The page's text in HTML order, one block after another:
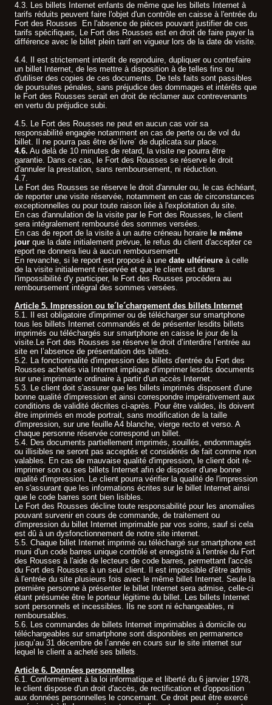
4.3. Les billets Internet enfants de même que les billets Internet à
tarifs réduits peuvent faire l'objet d'un contrôle en caisse à l'entrée du
Fort des Rousses En l'absence de pièces pouvant justifier de ces
tarifs spécifiques, Le Fort des Rousses est en droit de faire payer la
différence avec le billet plein tarif en vigueur lors de la date de visite.
4.4. Il est strictement interdit de reproduire, dupliquer ou contrefaire
un billet Internet, de les mettre à disposition à de telles fins ou
d'utiliser des copies de ces documents. De tels faits sont passibles
de poursuites pénales, sans préjudice des dommages et intérêts que
le Fort des Rousses serait en droit de réclamer aux contrevenants
en vertu du préjudice subi.
4.5. Le Fort des Rousses ne peut en aucun cas voir sa
responsabilité engagée notamment en cas de perte ou de vol du
billet. Il ne pourra pas être de´livre´ de duplicata sur place.
4.6. Au delà de 10 minutes de retard, la visite ne pourra être
garantie. Dans ce cas, le Fort des Rousses se réserve le droit
d'annuler la prestation, sans remboursement, ni réduction.
4.7.
Le Fort des Rousses se réserve le droit d'annuler ou, le cas échéant,
de reporter une visite réservée, notamment en cas de circonstances
exceptionnelles ou pour toute raison liée à l'exploitation du site.
En cas d'annulation de la visite par le Fort des Rousses, le client
sera intégralement remboursé des sommes versées.
En cas de report de la visite à un autre créneau horaire le même
jourque la date initialement prévue, le refus du client d'accepter ce
report ne donnera lieu à aucun remboursement.
En revanche, si le report est proposé à une date ultérieureà celle
de la visite initialement réservée et que le client est dans
l'impossibilité d'y participer, le Fort des Rousses procédera au
remboursement intégral des sommes versées.
Article 5. Impression ou te´le´chargement des billets Internet
5.1. Il est obligatoire d'imprimer ou de télécharger sur smartphone
tous les billets Internet commandés et de présenter lesdits billets
imprimés ou téléchargés sur smartphone en caisse le jour de la
visite.Le Fort des Rousses se réserve le droit d’interdire l’entrée au
site en l’absence de présentation des billets.
5.2. La fonctionnalité d'impression des billets d'entrée du Fort des
Rousses achetés via Internet implique d'imprimer lesdits documents
sur une imprimante ordinaire à partir d'un accès Internet.
5.3. Le client doit s'assurer que les billets imprimés disposent d'une
bonne qualité d'impression et ainsi correspondre impérativement aux
conditions de validité décrites ci-après. Pour être valides, ils doivent
être imprimés en mode portrait, sans modification de la taille
d'impression, sur une feuille A4 blanche, vierge recto et verso. A
chaque personne réservée correspond un billet.
5.4. Des documents partiellement imprimés, souillés, endommagés
ou illisibles ne seront pas acceptés et considérés de fait comme non
valables. En cas de mauvaise qualité d'impression, le client doit ré-
imprimer son ou ses billets Internet afin de disposer d'une bonne
qualité d'impression. Le client pourra vérifier la qualité de l'impression
en s'assurant que les informations écrites sur le billet Internet ainsi
que le code barres sont bien lisibles.
Le Fort des Rousses décline toute responsabilité pour les anomalies
pouvant survenir en cours de commande, de traitement ou
d'impression du billet Internet imprimable par vos soins, sauf si cela
est dû à un dysfonctionnement de notre site internet.
5.5. Chaque billet Internet imprimé ou téléchargé sur smartphone est
muni d'un code barres unique contrôlé et enregistré à l'entrée du Fort
des Rousses à l'aide de lecteurs de code barres, permettant l'accès
du Fort des Rousses à un seul client. Il est impossible d'être admis
à l'entrée du site plusieurs fois avec le même billet Internet. Seule la
première personne à présenter le billet Internet sera admise, celle-ci
étant présumée être le porteur légitime du billet. Les billets Internet
sont personnels et incessibles. Ils ne sont ni échangeables, ni
remboursables.
5.6. Les commandes de billets Internet imprimables à domicile ou
téléchargeables sur smartphone sont disponibles en permanence
jusqu’au 31 décembre de l’année en cours sur le site internet sur
lequel le client a acheté ses billets.
Article 6. Données personnelles
6.1. Conformément à la loi informatique et liberté du 6 janvier 1978,
le client dispose d'un droit d'accès, de rectification et d'opposition
aux données personnelles le concernant. Ce droit peut être exercé